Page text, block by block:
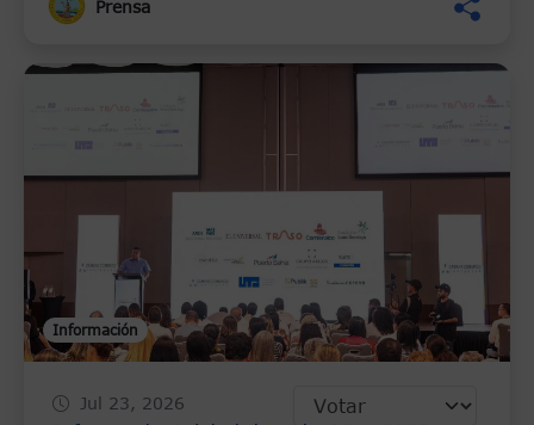
Prensa
Información
Jul 23, 2026